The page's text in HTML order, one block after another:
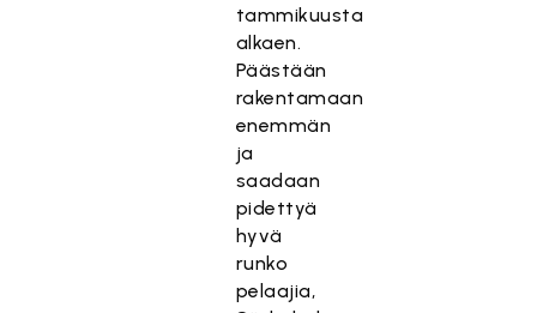
tammikuusta
alkaen.
Päästään
rakentamaan
enemmän
ja
saadaan
pidettyä
hyvä
runko
pelaajia,